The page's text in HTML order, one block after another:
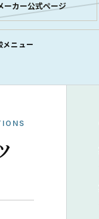
ーカー公式ページ
メニュー